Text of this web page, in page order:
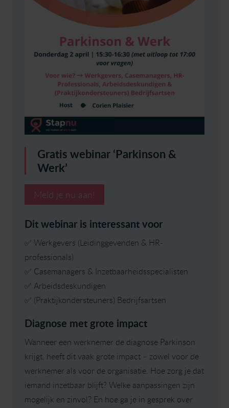
Gratis webinar ‘Parkinson &
Werk’
Meld je nu aan!
Dit webinar is interessant voor
✅ Werkgevers (Leidinggevenden & HR-
professionals)
✅ Casemanagers & Inzetbaarheidsspecialisten
✅ Arbeidsdeskundigen
✅ (Praktijkondersteuners) Bedrijfsartsen
Diagnose met grote impact
Wanneer een werknemer de diagnose Parkinson
krijgt, heeft dit vaak grote impact – zowel voor de
werknemer als voor de organisatie. Hoe zorg je dat
iemand inzetbaar blijft? Welke aanpassingen zijn
mogelijk en zinvol? En hoe ga je in gesprek over